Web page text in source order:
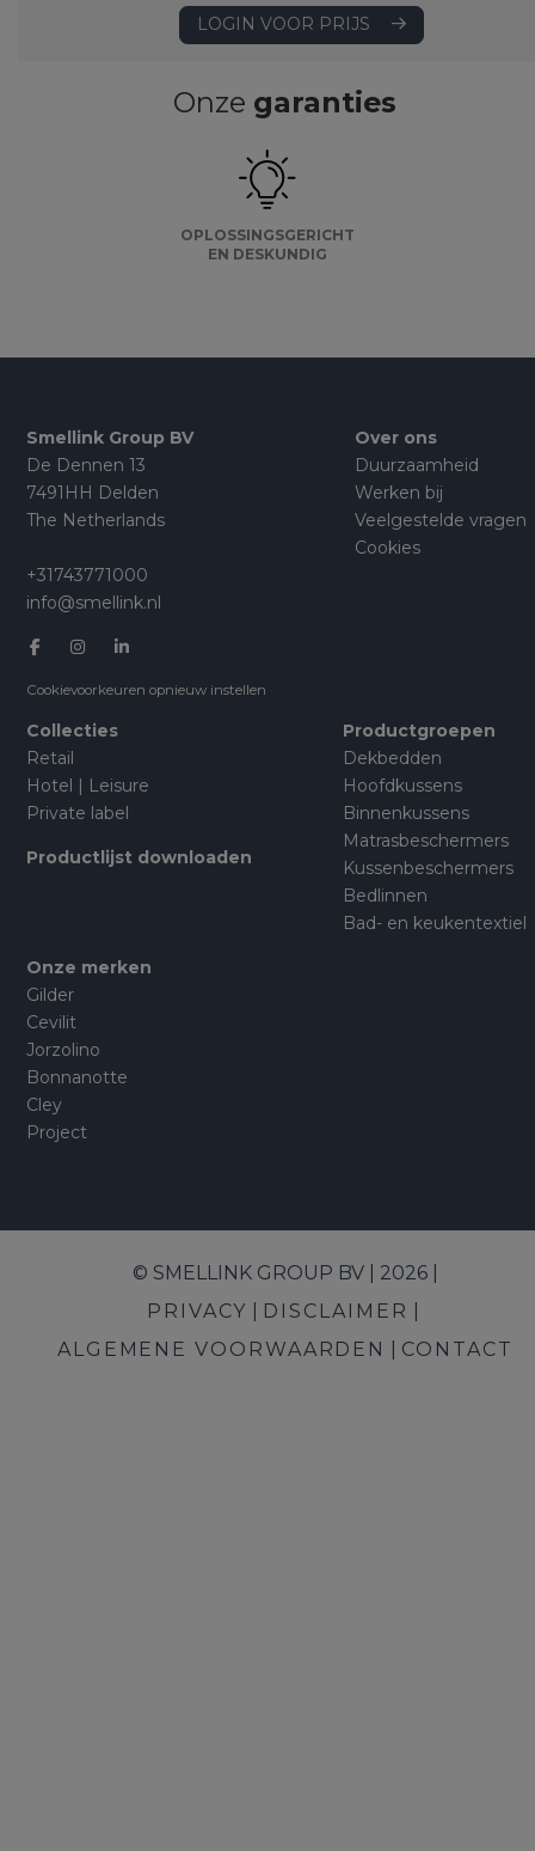
LOGIN VOOR PRIJS
Onze garanties
OPLOSSINGSGERICHT
EN DESKUNDIG
Smellink Group BV
De Dennen 13
7491HH Delden
The Netherlands
+31743771000
info@smellink.nl
Cookievoorkeuren opnieuw instellen
Over ons
Duurzaamheid
Werken bij
Veelgestelde vragen
Cookies
Collecties
Retail
Hotel | Leisure
Private label
Productlijst downloaden
Productgroepen
Dekbedden
Hoofdkussens
Binnenkussens
Matrasbeschermers
Kussenbeschermers
Bedlinnen
Bad- en keukentextiel
Onze merken
Gilder
Cevilit
Jorzolino
Bonnanotte
Cley
Project
© SMELLINK GROUP BV | 2026 |
PRIVACY
DISCLAIMER
ALGEMENE VOORWAARDEN
CONTACT